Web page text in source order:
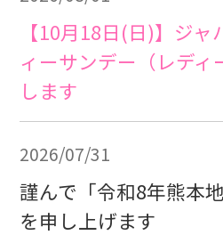
【10月18日(日)】ジ
ィーサンデー（レディ
します
2026/07/31
謹んで「令和8年熊本
を申し上げます